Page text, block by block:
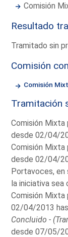
Comisión
Resultado
Tramitado sin
Comisión
Comisión
Tramitación
Comisión Mixta
desde 02/04/
Comisión Mixta
desde 02/04/
Portavoces, en
la iniciativa sea
Comisión Mixta
02/04/2013
Concluido -
desde 07/05/